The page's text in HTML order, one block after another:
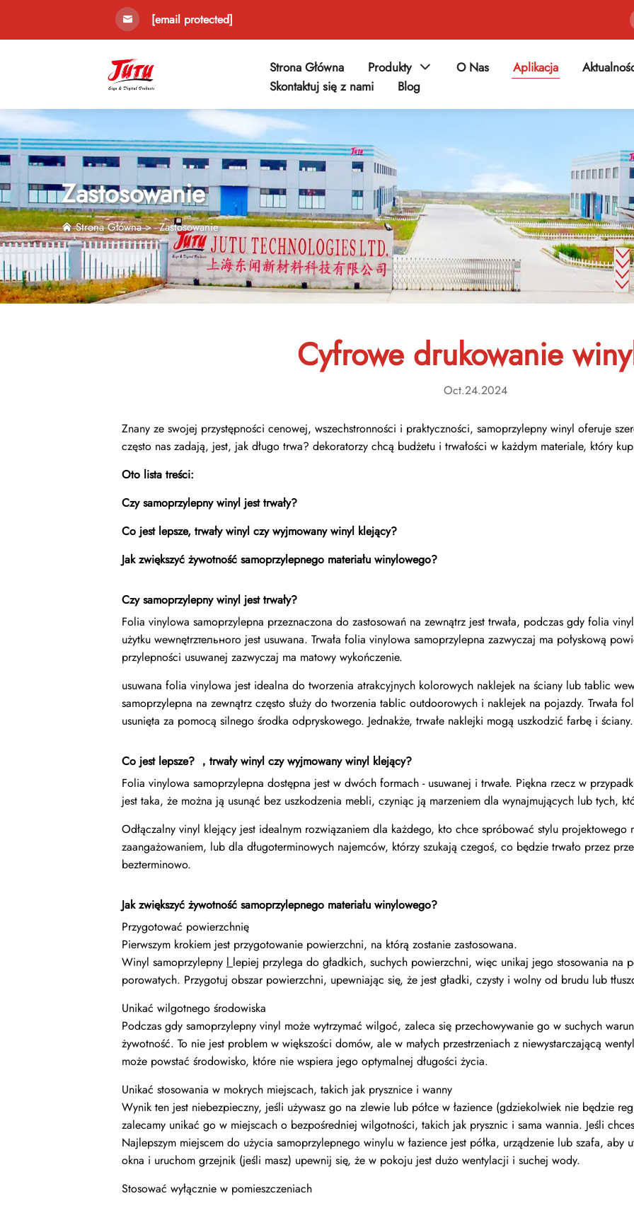
[email protected]
Strona Główna Produkty O Nas Aplikacja
Skontaktuj się z nami
Blog
Zastosowanie
Strona Główna>Zastosowanie
Cyfrowe drukowanie
Oct.24.2024
Znany ze swojej przystępności cenowej, wszechstronności i praktyczności, samoprzylepny winyl oferuje
często nas zadają, jest, jak długo trwa? dekoratorzy chcą budżetu i trwałości w każdym materiale, który
Oto lista treści:
Czy samoprzylepny winyl jest trwały?
Co jest lepsze, trwały winyl czy wyjmowany winyl klejący?
Jak zwiększyć żywotność samoprzylepnego materiału winylowego?
Czy samoprzylepny winyl jest trwały?
Folia vinylowa samoprzylepna przeznaczona do zastosowań na zewnątrz jest trwała, podczas gdy folia
użytku wewnętrzтельного jest usuwana. Trwała folia vinylowa samoprzylepna zazwyczaj ma połyskową
przylepności usuwanej zazwyczaj ma matowy wykończenie.
usuwana folia vinylowa jest idealna do tworzenia atrakcyjnych kolorowych naklejek na ściany lub tablic
samoprzylepna na zewnątrz często służy do tworzenia tablic outdoorowych i naklejek na pojazdy. Trwała
usunięta za pomocą silnego środka odpryskowego. Jednakże, trwałe naklejki mogą uszkodzić farbę i ściany.
Co jest lepsze? ， trwały winyl czy wyjmowany winyl klejący?
Folia vinylowa samoprzylepna dostępna jest w dwóch formach - usuwanej i trwałe. Piękna rzecz w
jest taka, że można ją usunąć bez uszkodzenia mebli, czyniąc ją marzeniem dla wynajmujących lub tych,
Odłączalny vinyl klejący jest idealnym rozwiązaniem dla każdego, kto chce spróbować stylu projektowego
zaangażowaniem, lub dla długoterminowych najemców, którzy szukają czegoś, co będzie trwało przez
bezterminowo.
Jak zwiększyć żywotność samoprzylepnego materiału winylowego?
Przygotować powierzchnię
Pierwszym krokiem jest przygotowanie powierzchni, na którą zostanie zastosowana.
Winyl samoprzylepny l lepiej przylega do gładkich, suchych powierzchni, więc unikaj jego stosowania na
porowatych. Przygotuj obszar powierzchni, upewniając się, że jest gładki, czysty i wolny od brudu lub
Unikać wilgotnego środowiska
Podczas gdy samoprzylepny vinyl może wytrzymać wilgoć, zaleca się przechowywanie go w suchych
żywotność. To nie jest problem w większości domów, ale w małych przestrzeniach z niewystarczającą
może powstać środowisko, które nie wspiera jego optymalnej długości życia.
Unikać stosowania w mokrych miejscach, takich jak prysznice i wanny
Wynik ten jest niebezpieczny, jeśli używasz go na zlewie lub półce w łazience (gdziekolwiek nie będzie
zalecamy unikać go w miejscach o bezpośredniej wilgotności, takich jak prysznic i sama wannia. Jeśli
Najlepszym miejscem do użycia samoprzylepnego winylu w łazience jest półka, urządzenie lub szafa, aby
okna i uruchom grzejnik (jeśli masz) upewnij się, że w pokoju jest dużo wentylacji i suchej wody.
Stosować wyłącznie w pomieszczeniach